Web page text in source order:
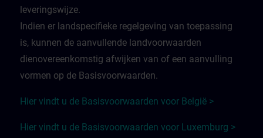
leveringswijze.
Indien er landspecifieke regelgeving van toepassing
is, kunnen de aanvullende landvoorwaarden
dienovereenkomstig afwijken van of een aanvulling
vormen op de Basisvoorwaarden.
Hier vindt u de Basisvoorwaarden voor België >
Hier vindt u de Basisvoorwaarden voor Luxemburg >